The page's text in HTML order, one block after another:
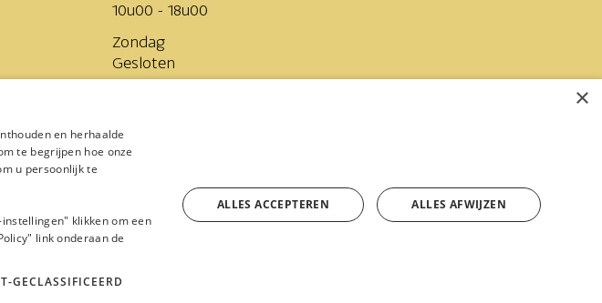
10u00 - 18u00
Zondag
Gesloten
Van woensdag tot zaterdag
×
en herhaalde
te begrijpen hoe onze
u persoonlijk te
klikken om een
link onderaan de
GECLASSIFICEERD
ALLES ACCEPTEREN ALLES AFWIJZEN